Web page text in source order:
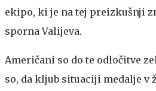
ekipo, ki je na tej preizkušnji
sporna Valijeva.
Američani so do te odločitve
so, da kljub situaciji medalje v